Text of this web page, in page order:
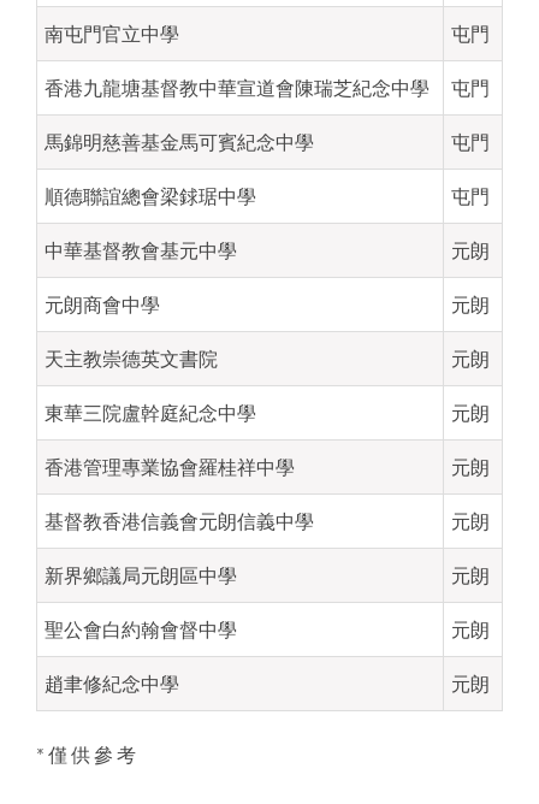
南屯門官立中學 屯門
香港九龍塘基督教中華宣道會陳瑞芝紀念中學 屯門
馬錦明慈善基金馬可賓紀念中學 屯門
順德聯誼總會梁銶琚中學 屯門
中華基督教會基元中學 元朗
元朗商會中學 元朗
天主教崇德英文書院 元朗
東華三院盧幹庭紀念中學 元朗
香港管理專業協會羅桂祥中學 元朗
基督教香港信義會元朗信義中學 元朗
新界鄉議局元朗區中學 元朗
聖公會白約翰會督中學 元朗
趙聿修紀念中學 元朗
*僅供參考